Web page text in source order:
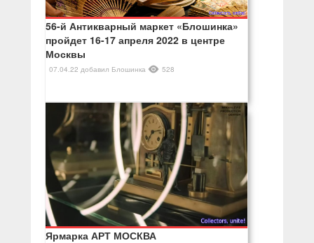
56-й Антикварный маркет «Блошинка»
пройдет 16-17 апреля 2022 в центре
Москвы
07.04.22 добавил Блошинка 528
Ярмарка АРТ МОСКВА